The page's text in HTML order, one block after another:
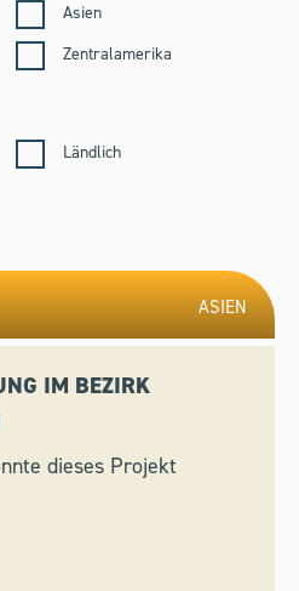
Ländlich
Asien
Zentralamerika
ASIEN
IM BEZIRK
dieses Projekt